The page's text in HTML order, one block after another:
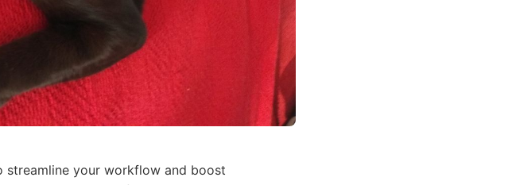
your workflow and boost